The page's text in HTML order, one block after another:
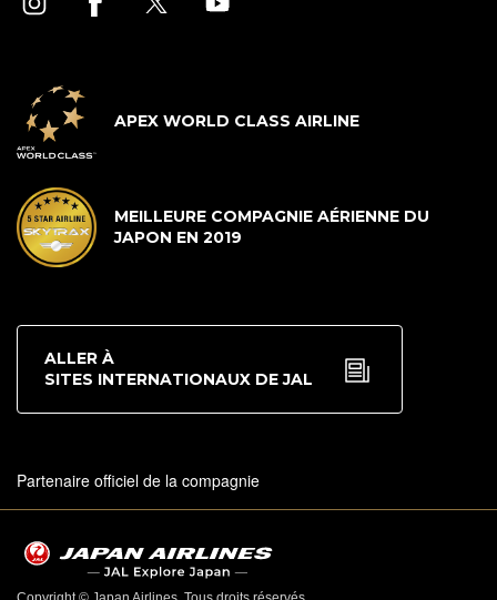
APEX WORLD CLASS AIRLINE
MEILLEURE COMPAGNIE AÉRIENNE DU
JAPON EN 2019
ALLER À
SITES INTERNATIONAUX DE JAL
Partenaire officiel de la compagnie